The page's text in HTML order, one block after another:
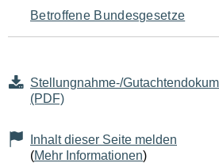
Betroffene Bundesgesetze
Stellungnahme-/
(PDF)
Inhalt dieser Seite melden
(Mehr Informationen)